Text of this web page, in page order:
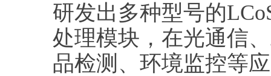
研发出多种型号的
处理模块，在光通信
品检测、环境监控等